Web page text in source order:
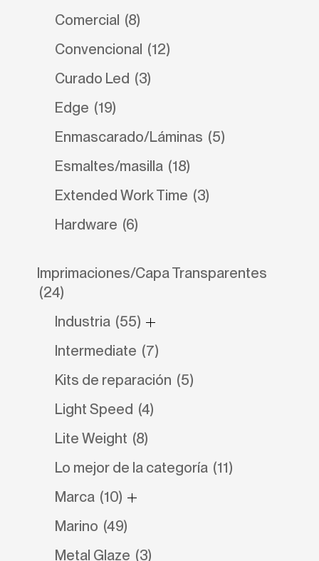
Comercial (8)
Convencional (12)
Curado Led (3)
Edge (19)
Enmascarado/Láminas (5)
Esmaltes/masilla (18)
Extended Work Time (3)
Hardware (6)
Imprimaciones/Capa Transparentes
(24)
Industria (55)
Intermediate (7)
Kits de reparación (5)
Light Speed (4)
Lite Weight (8)
Lo mejor de la categoría (11)
Marca (10)
Marino (49)
Metal Glaze (3)